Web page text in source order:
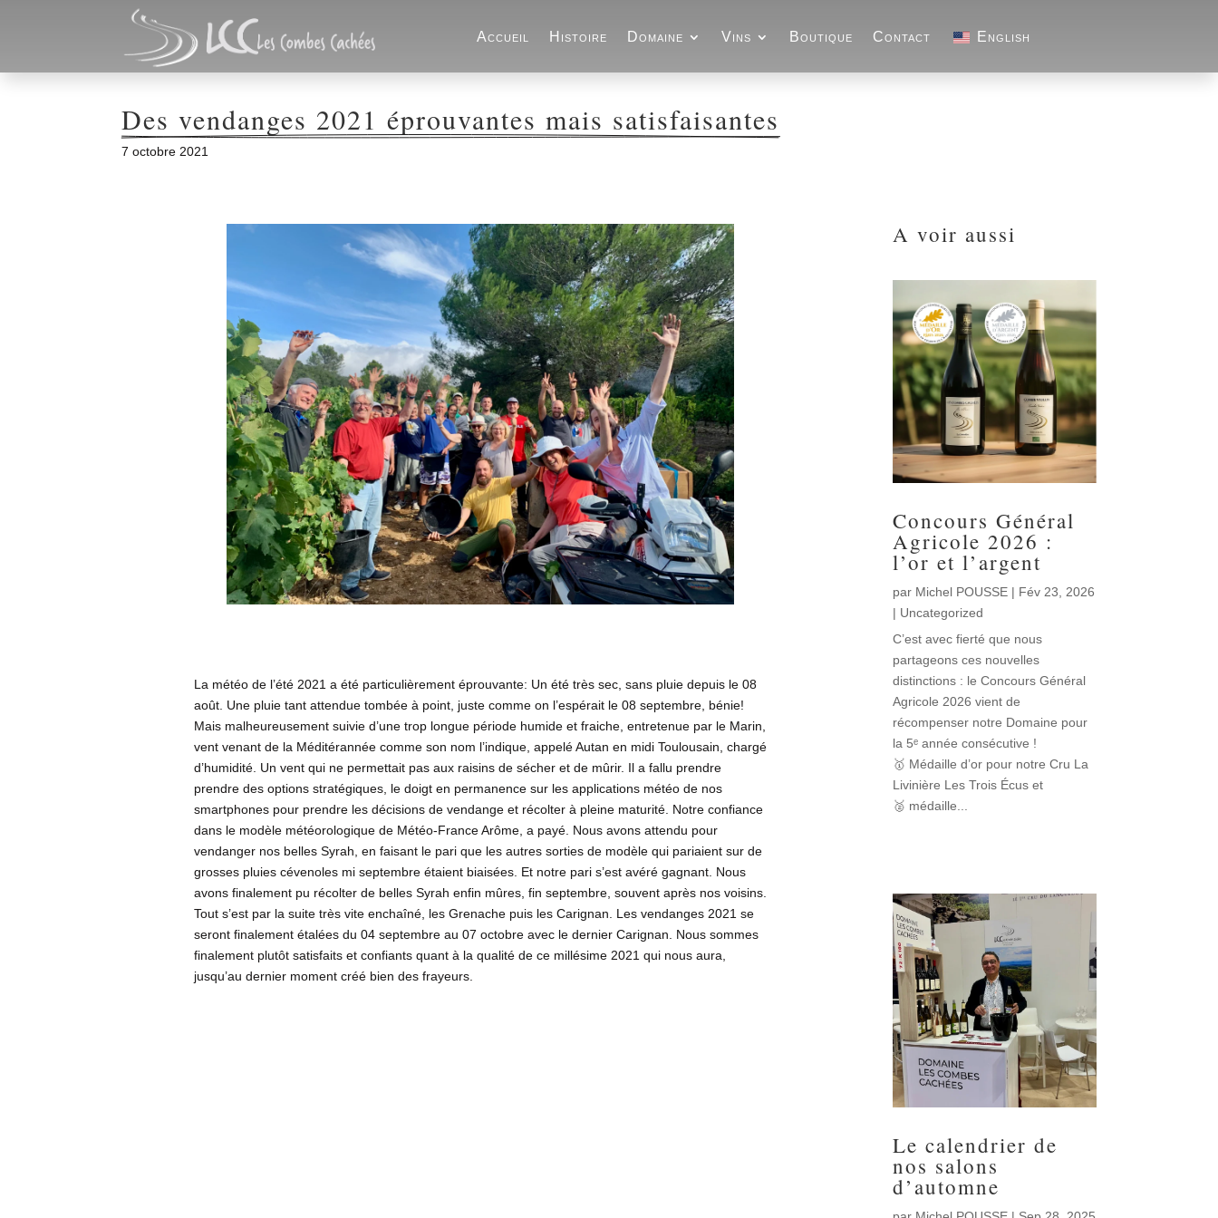
Accueil Histoire Domaine Vins Boutique Contact English
Des vendanges 2021 éprouvantes mais satisfaisantes
7 octobre 2021
La météo de l’été 2021 a été particulièrement éprouvante: Un été très sec, sans pluie depuis le 08
août. Une pluie tant attendue tombée à point, juste comme on l’espérait le 08 septembre, bénie!
Mais malheureusement suivie d’une trop longue période humide et fraiche, entretenue par le Marin,
vent venant de la Méditérannée comme son nom l’indique, appelé Autan en midi Toulousain, chargé
d’humidité. Un vent qui ne permettait pas aux raisins de sécher et de mûrir. Il a fallu prendre
prendre des options stratégiques, le doigt en permanence sur les applications météo de nos
smartphones pour prendre les décisions de vendange et récolter à pleine maturité. Notre confiance
dans le modèle météorologique de Météo-France Arôme, a payé. Nous avons attendu pour
vendanger nos belles Syrah, en faisant le pari que les autres sorties de modèle qui pariaient sur de
grosses pluies cévenoles mi septembre étaient biaisées. Et notre pari s’est avéré gagnant. Nous
avons finalement pu récolter de belles Syrah enfin mûres, fin septembre, souvent après nos voisins.
Tout s’est par la suite très vite enchaîné, les Grenache puis les Carignan. Les vendanges 2021 se
seront finalement étalées du 04 septembre au 07 octobre avec le dernier Carignan. Nous sommes
finalement plutôt satisfaits et confiants quant à la qualité de ce millésime 2021 qui nous aura,
jusqu’au dernier moment créé bien des frayeurs.
A voir aussi
Concours Général
Agricole 2026 :
l’or et l’argent
par Michel POUSSE | Fév 23, 2026
| Uncategorized
C’est avec fierté que nous
partageons ces nouvelles
distinctions : le Concours Général
Agricole 2026 vient de
récompenser notre Domaine pour
la 5ᵉ année consécutive !
🥇 Médaille d’or pour notre Cru La
Livinière Les Trois Écus et
🥈 médaille...
Le calendrier de
nos salons
d’automne